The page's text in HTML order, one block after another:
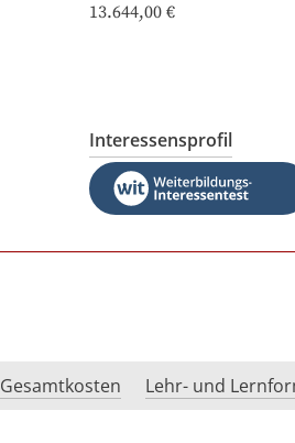
13.644,00 €
Interessensprofil
Gesamtkosten Lehr- und